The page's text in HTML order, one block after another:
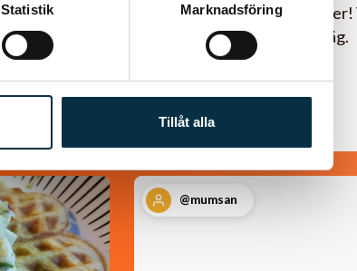
Statistik Marknadsföring
Tillåt alla
våfflorna till oanade
tillbehör kan göras i förväg.
@mumsan